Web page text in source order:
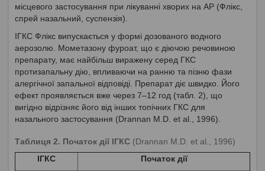
місцевого застосування при лікуванні хворих на АР (Флікс,
спрей назальний, суспензія).
ІГКС Флікс випускається у формі дозованого водного
аерозолю. Мометазону фуроат, що є діючою речовиною
препарату, має найбільш виражену серед ГКС
протизапальну дію, впливаючи на ранню та пізню фази
алергічної запальної відповіді. Препарат діє швидко. Його
ефект проявляється вже через 7–12 год (табл. 2), що
вигідно відрізняє його від інших топічних ГКС для
назального застосування (Drannan M.D. et al., 1996).
Таблиця 2. Початок дії ІГКС (Drannan M.D. et al., 1996)
ІГКС
Початок дії